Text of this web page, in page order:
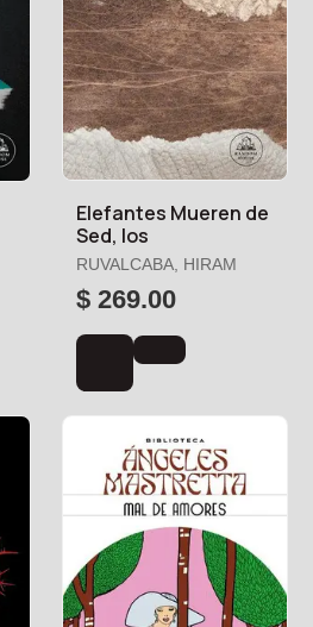
Elefantes Mueren de
Sed, los
RUVALCABA, HIRAM
$ 269.00